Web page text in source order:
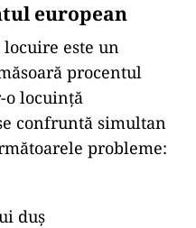
european
este un
procentul
o locuință
confruntă simultan
probleme:
duș